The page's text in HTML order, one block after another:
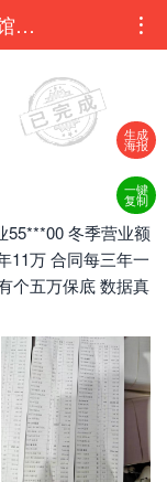
生成
海报
一键
复制
宁夏银川市品牌牛肉面馆转让 夏季每日营业5500-6000 冬季营业额每日为3800-4000保...
55***00 冬季营业额
11万 合同每三年一
个五万保底 数据真